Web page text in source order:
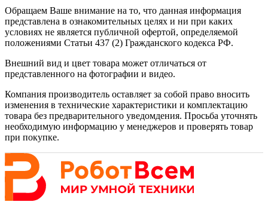
Обращаем Ваше внимание на то, что данная информация
представлена в ознакомительных целях и ни при каких
условиях не является публичной офертой, определяемой
положениями Статьи 437 (2) Гражданского кодекса РФ.
Внешний вид и цвет товара может отличаться от
представленного на фотографии и видео.
Компания производитель оставляет за собой право вносить
изменения в технические характеристики и комплектацию
товара без предварительного уведомдения. Просьба уточнять
необходимую информацию у менеджеров и проверять товар
при покупке.